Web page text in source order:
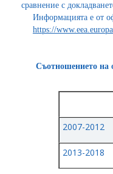
сравнение с
Информацията е от
https://
Съотношението на
2007-2012
2013-2018